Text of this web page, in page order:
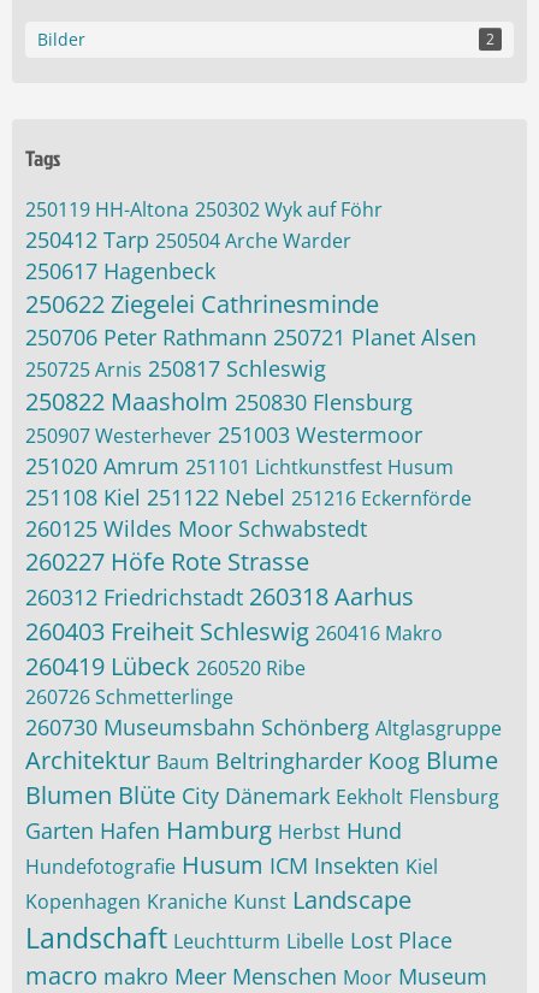
Bilder 2
Tags
250119 HH-Altona 250302 Wyk auf Föhr
250412 Tarp 250504 Arche Warder
250617 Hagenbeck
250622 Ziegelei Cathrinesminde
250706 Peter Rathmann 250721 Planet Alsen
250725 Arnis 250817 Schleswig
250822 Maasholm 250830 Flensburg
250907 Westerhever 251003 Westermoor
251020 Amrum 251101 Lichtkunstfest Husum
251108 Kiel 251122 Nebel 251216 Eckernförde
260125 Wildes Moor Schwabstedt
260227 Höfe Rote Strasse
260312 Friedrichstadt 260318 Aarhus
260403 Freiheit Schleswig 260416 Makro
260419 Lübeck 260520 Ribe
260726 Schmetterlinge
260730 Museumsbahn Schönberg Altglasgruppe
Architektur Baum Beltringharder Koog Blume
Blumen Blüte City Dänemark Eekholt Flensburg
Garten Hafen Hamburg Herbst Hund
Hundefotografie Husum ICM Insekten Kiel
Kopenhagen Kraniche Kunst Landscape
Landschaft Leuchtturm Libelle Lost Place
macro makro Meer Menschen Moor Museum